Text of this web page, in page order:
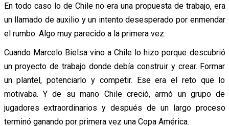
En todo caso lo de Chile no era una propuesta de trabajo, era
un llamado de auxilio y un intento desesperado por enmendar
el rumbo. Algo muy parecido a la primera vez.
Cuando Marcelo Bielsa vino a Chile lo hizo porque descubrió
un proyecto de trabajo donde debía construir y crear. Formar
un plantel, potenciarlo y competir. Ese era el reto que lo
motivaba. Y de su mano Chile creció, armó un grupo de
jugadores extraordinarios y después de un largo proceso
terminó ganando por primera vez una Copa América.